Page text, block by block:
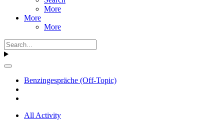
More
More
More
Benzingespräche (Off-Topic)
All Activity